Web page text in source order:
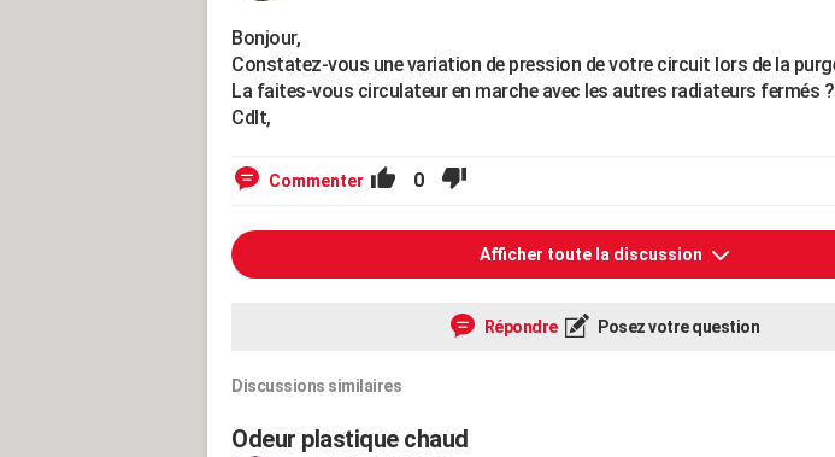
Bonjour,
Constatez-vous une variation de pression de votre circuit lors de la
La faites-vous circulateur en marche avec les autres radiateurs fermés ?
Cdlt,
Commenter 0
Afficher toute la discussion
Répondre Posez votre question
Discussions similaires
Odeur plastique chaud